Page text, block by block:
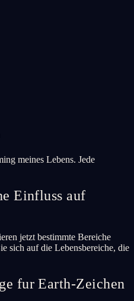
meines Lebens. Jede
Einfluss auf
jetzt bestimmte Bereiche
sich auf die Lebensbereiche, die
fur Earth-Zeichen